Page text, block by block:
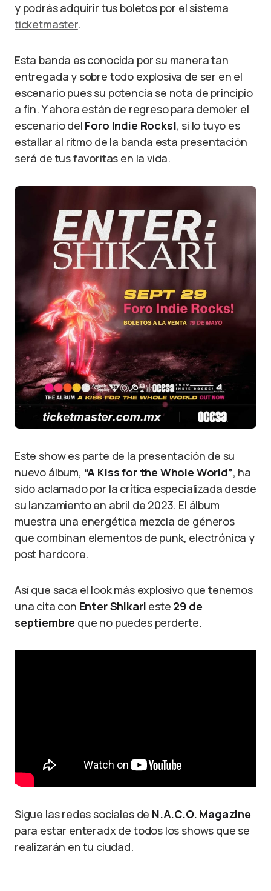
y podrás adquirir tus boletos por el sistema
ticketmaster.
Esta banda es conocida por su manera tan
entregada y sobre todo explosiva de ser en el
escenario pues su potencia se nota de principio
a fin. Y ahora están de regreso para demoler el
escenario del Foro Indie Rocks!, si lo tuyo es
estallar al ritmo de la banda esta presentación
será de tus favoritas en la vida.
Este show es parte de la presentación de su
nuevo álbum, “A Kiss for the Whole World”, ha
sido aclamado por la crítica especializada desde
su lanzamiento en abril de 2023. El álbum
muestra una energética mezcla de géneros
que combinan elementos de punk, electrónica y
post hardcore.
Así que saca el look más explosivo que tenemos
una cita con Enter Shikari este 29 de
septiembre que no puedes perderte.
Sigue las redes sociales de N.A.C.O. Magazine
para estar enteradx de todos los shows que se
realizarán en tu ciudad.